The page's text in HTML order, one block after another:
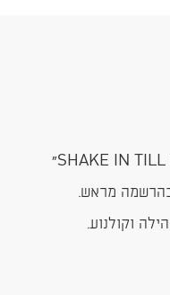
בהרשמה מראש.
וקולנוע.